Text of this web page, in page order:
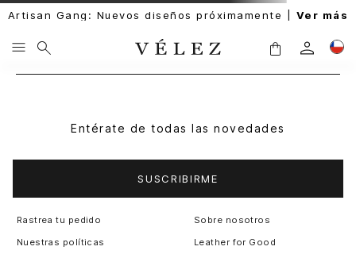
Artisan Gang: Nuevos diseños próximamente | Ver más
Entérate de todas las novedades
SUSCRIBIRME
Rastrea tu pedido
Nuestras políticas
Sobre nosotros
Leather for Good